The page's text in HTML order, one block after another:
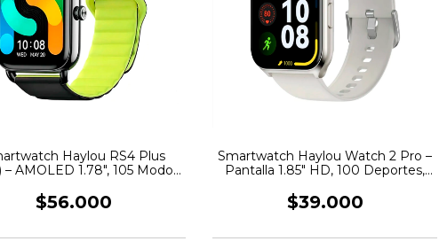
Haylou RS4 Plus
– AMOLED 1.78″, 105 Modos
$56.000
Smartwatch Haylou Watch 2 Pro –
Pantalla 1.85″ HD, 100 Deportes,
$39.000